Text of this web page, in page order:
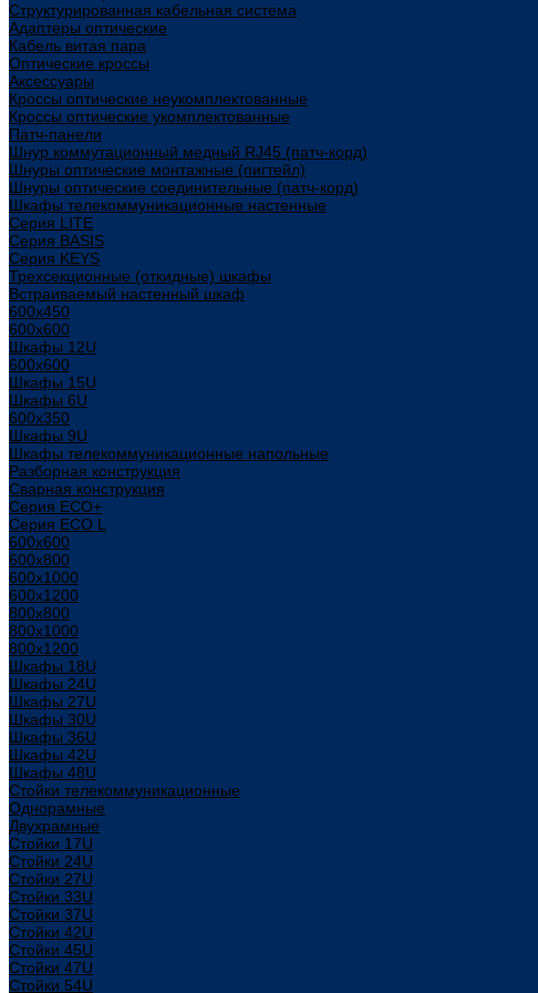
Структурированная кабельная система
Адаптеры оптические
Кабель витая пара
Оптические кроссы
Аксессуары
Кроссы оптические неукомплектованные
Кроссы оптические укомплектованные
Патч-панели
Шнур коммутационный медный RJ45 (патч-корд)
Шнуры оптические монтажные (пигтейл)
Шнуры оптические соединительные (патч-корд)
Шкафы телекоммуникационные настенные
Cерия LITE
Cерия BASIS
Cерия KEYS
Трехсекционные (откидные) шкафы
Встраиваемый настенный шкаф
600x450
600x600
Шкафы 12U
600x600
Шкафы 15U
Шкафы 6U
600x350
Шкафы 9U
Шкафы телекоммуникационные напольные
Разборная конструкция
Сварная конструкция
Серия ECO+
Серия ECO L
600x600
600x800
600х1000
600х1200
800x800
800х1000
800х1200
Шкафы 18U
Шкафы 24U
Шкафы 27U
Шкафы 30U
Шкафы 36U
Шкафы 42U
Шкафы 48U
Стойки телекоммуникационные
Однорамные
Двухрамные
Стойки 17U
Стойки 24U
Стойки 27U
Стойки 33U
Стойки 37U
Стойки 42U
Стойки 45U
Стойки 47U
Стойки 54U